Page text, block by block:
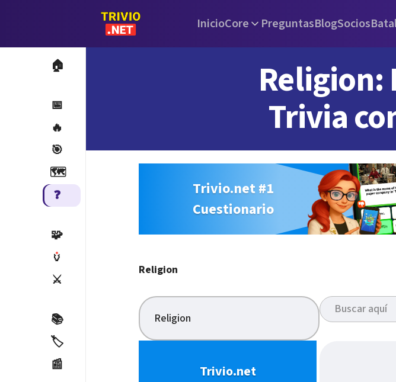
InicioCore PreguntasBlogSocios
🏠
📅
🔥
🎯
🗺️
❓
🧩
🏺
⚔️
📚
🏷️
📰
Religion:
Trivia
Trivio.net #1
Cuestionario
Religion
Religion
Trivio.net